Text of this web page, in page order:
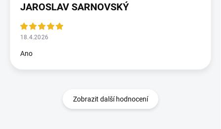
JAROSLAV SARNOVSKÝ
18.4.2026
Ano
Zobrazit další hodnocení